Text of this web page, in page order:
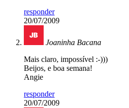
responder
20/07/2009
Joaninha Bacana
Mais claro, impossível :-)))
Beijos, e boa semana!
Angie
responder
20/07/2009